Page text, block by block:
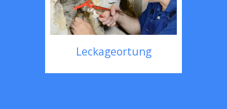
Leckageortung